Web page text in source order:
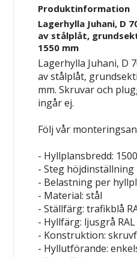
Produktinformation
Lagerhylla Juhani, D
av stålplåt,
1550 mm
Lagerhylla Juhani, D
av stålplåt,
mm. Skruvar och
ingår ej.
Följ vår
- Hyllplansbredd:
- Steg höjdinställning
- Belastning per
- Material: stål
- Ställfärg: trafikblå
- Hyllfärg: ljusgrå RAL
- Konstruktion:
- Hyllutförande: